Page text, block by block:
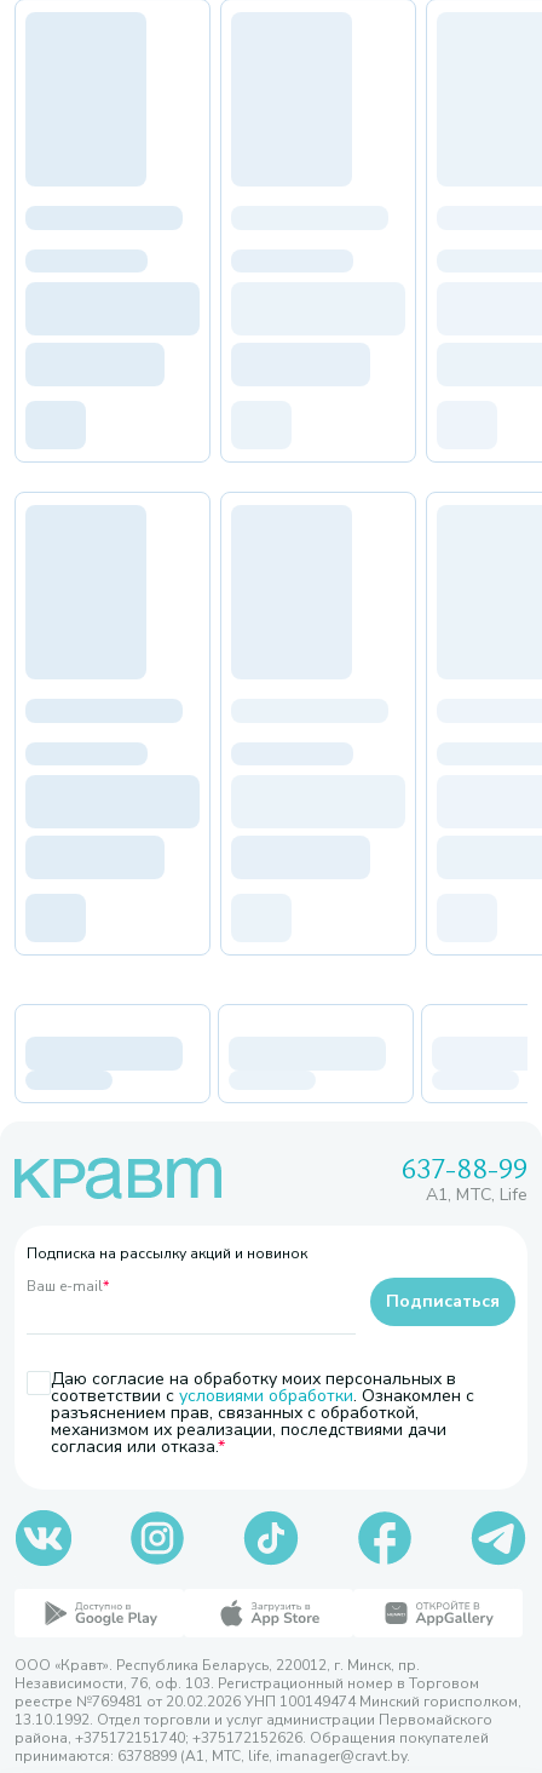
637-88-99
A1, МТС, Life
Подписка на рассылку акций и новинок
Ваш e-mail*
Даю согласие на обработку моих персональных в
соответствии с условиями обработки. Ознакомлен с
разъяснением прав, связанных с обработкой,
механизмом их реализации, последствиями дачи
согласия или отказа.
Подписаться
ООО «Кравт». Республика Беларусь, 220012, г. Минск, пр.
Независимости, 76, оф. 103. Регистрационный номер в Торговом
реестре №769481 от 20.02.2026 УНП 100149474 Минский горисполком,
13.10.1992. Отдел торговли и услуг администрации Первомайского
района, +375172151740; +375172152626. Обращения покупателей
принимаются: 6378899 (А1, МТС, life, imanager@cravt.by.